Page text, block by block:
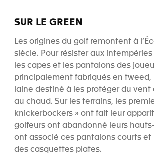
SUR LE GREEN
Les origines du golf remontent à
siècle. Pour résister aux
les capes et les pantalons des
principalement fabriqués en tweed,
laine destiné à les protéger du vent
au chaud. Sur les terrains, les
knickerbockers » ont fait leur
golfeurs ont abandonné leurs
ont associé ces pantalons courts et
des casquettes plates.